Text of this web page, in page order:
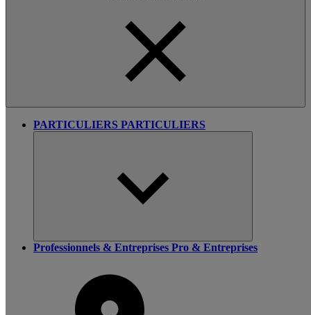
PARTICULIERS PARTICULIERS
Professionnels & Entreprises Pro & Entreprises